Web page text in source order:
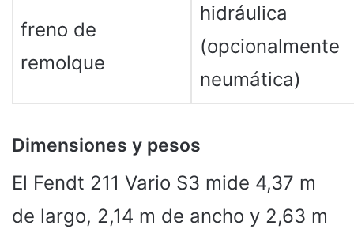
freno de
remolque
hidráulica
(opcionalmente
neumática)
Dimensiones y pesos
El Fendt 211 Vario S3 mide 4,37 m
de largo, 2,14 m de ancho y 2,63 m